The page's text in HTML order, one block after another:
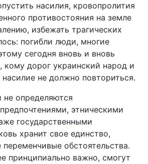
насилия, кровопролития
противостояния на земле
избежать трагических
погибли люди, многие
сегодня вновь и вновь
кому дорог украинский народ и
не должно повториться.
определяются
этническими
государственными
хранит свое единство,
переменчивые обстоятельства.
принципиально важно, смогут